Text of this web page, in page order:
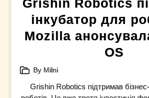
Grishin Robotics
інкубатор для
Mozilla
OS
By Milni
Grishin Robotics підтримав